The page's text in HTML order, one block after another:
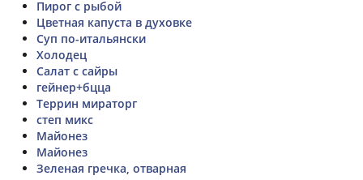
Пирог с рыбой
Цветная капуста в духовке
Суп по-итальянски
Холодец
Салат с сайры
гейнер+бцца
Террин мираторг
степ микс
Майонез
Майонез
Зеленая гречка, отварная